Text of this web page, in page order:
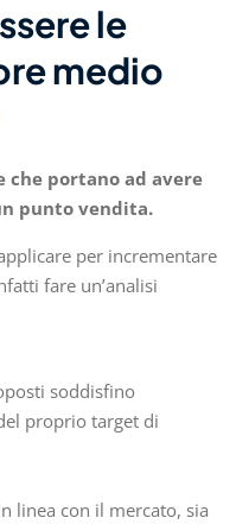
le
medio
che portano ad avere
punto vendita.
per incrementare
fare un’analisi
soddisfino
proprio target di
linea con il mercato, sia